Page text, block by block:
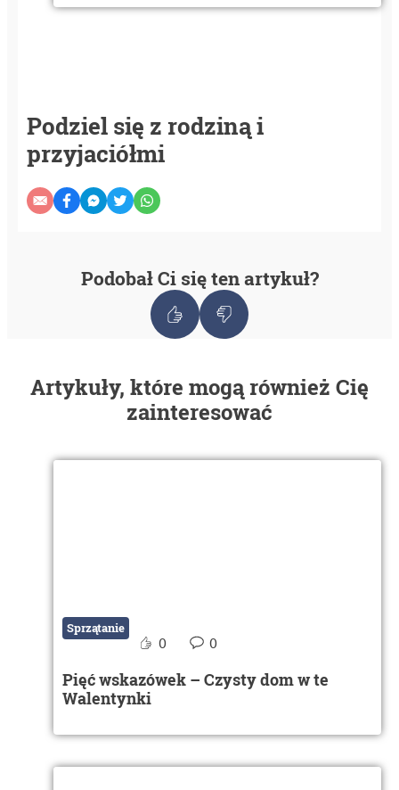
Podziel się z rodziną i
przyjaciółmi
Podobał Ci się ten artykuł?
Artykuły, które mogą również Cię
zainteresować
Sprzątanie
0 0
Pięć wskazówek – Czysty dom w te
Walentynki